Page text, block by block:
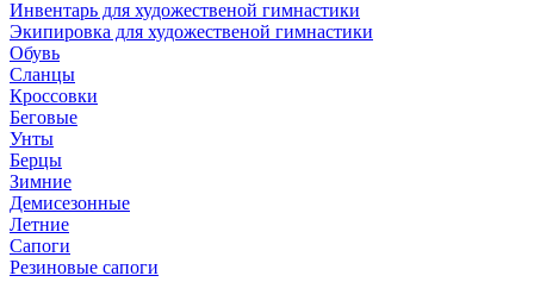
Инвентарь для художественой гимнастики
Экипировка для художественой гимнастики
Обувь
Сланцы
Кроссовки
Беговые
Унты
Берцы
Зимние
Демисезонные
Летние
Сапоги
Резиновые сапоги